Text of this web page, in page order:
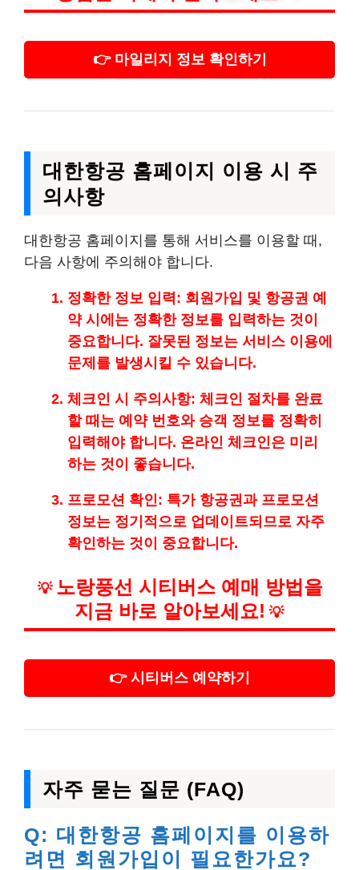
👉 마일리지 정보 확인하기
대한항공 홈페이지 이용 시 주
의사항
대한항공 홈페이지를 통해 서비스를 이용할 때,
다음 사항에 주의해야 합니다.
정확한 정보 입력: 회원가입 및 항공권 예
약 시에는 정확한 정보를 입력하는 것이
중요합니다. 잘못된 정보는 서비스 이용에
문제를 발생시킬 수 있습니다.
체크인 시 주의사항: 체크인 절차를 완료
할 때는 예약 번호와 승객 정보를 정확히
입력해야 합니다. 온라인 체크인은 미리
하는 것이 좋습니다.
프로모션 확인: 특가 항공권과 프로모션
정보는 정기적으로 업데이트되므로 자주
확인하는 것이 중요합니다.
💡 노랑풍선 시티버스 예매 방법을
지금 바로 알아보세요! 💡
👉 시티버스 예약하기
자주 묻는 질문 (FAQ)
Q: 대한항공 홈페이지를 이용하
려면 회원가입이 필요한가요?